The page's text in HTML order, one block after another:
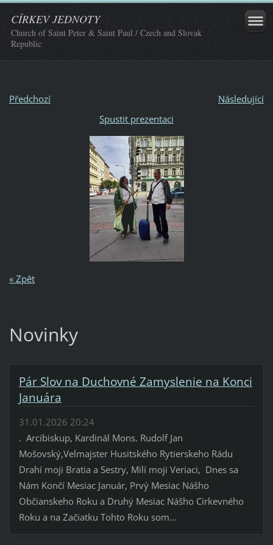
CÍRKEV JEDNOTY
Church of Saint Peter & Saint Paul / Czech and Slovak
Republic
Předchozí
Následující
Spustit prezentaci
« Zpět
Novinky
Pár Slov na Duchovné Zamyslenie na Konci
Januára
31.01.2026 20:24
. Arcibiskup, Kardinál Mons. Rudolf Jan
Mošovský,Velmajster Husitského Rytierskeho Rádu
Drahí moji Bratia a Sestry, Milí moji Veriaci, Dnes sa
Nám Končí Mesiac Január, Prvý Mesiac Nášho
Občianskeho Roku a Druhý Mesiac Nášho Cirkevného
Roku a na Začiatku Tohto Roku som...